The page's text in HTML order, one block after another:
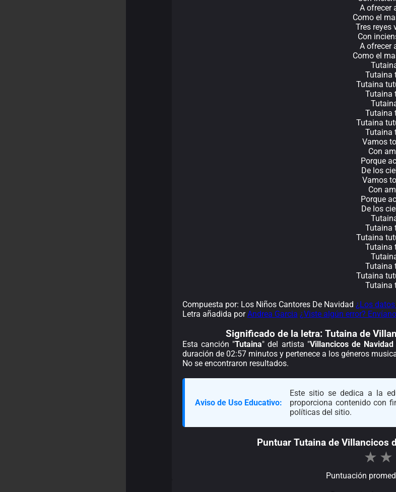
A ofrecer
Como el
Tres reyes
Con
A ofrecer
Como el
Tutaina
Tutaina
Tutaina
Tutaina
Tutaina
Tutaina
Vamos
Con
Porque
De los
Vamos
Con
Porque
De los
Tutaina
Tutaina
Tutaina
Tutaina
Tutaina
Tutaina
Compuesta por: Los Niños Cantores De Navidad ¿Los
Letra añadida porAndrea Garcia ¿Viste algún error?
Significado de la letra: Tutaina de
Esta canción "Tutaina" del artista "Villancicos de
duración de 02:57 minutos y pertenece a los géneros
No se encontraron resultados.
Aviso de Uso Educativo:
Este sitio se dedica a la
proporciona contenido con
políticas del sitio.
Puntuar Tutaina de Villancicos
★ ★
Puntuación